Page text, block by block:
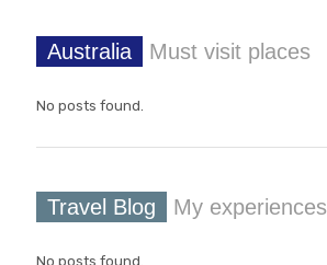
Australia Must visit places
No posts found.
Travel Blog My experiences
No posts found.